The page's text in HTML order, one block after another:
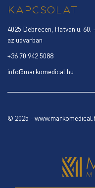
KAPCSOLAT
4025 Debrecen, Hatvan u.
az udvarban
+36 70 942 5088
info@markomedical.hu
© 2025 -